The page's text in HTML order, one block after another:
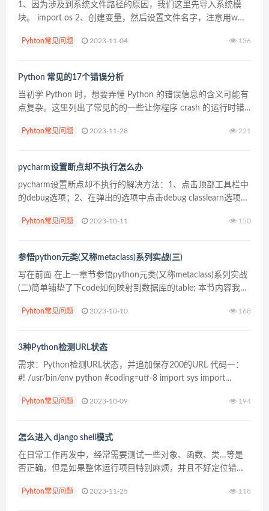
1、因为涉及到系统文件路径的原因，我们这里先导入系统模
块。 import os 2、创建变量，然后设置文件名字，注意用w写
Pyhton常见问题 2023-11-04 136
Python 常见的17个错误分析
当初学 Python 时，想要弄懂 Python 的错误信息的含义可能有
点复杂。这里列出了常见的的一些让你程序 crash 的运行时错
Pyhton常见问题 2023-11-28 221
pycharm设置断点却不执行怎么办
pycharm设置断点却不执行的解决方法：1、点击顶部工具栏中
的debug选项；2、在弹出的选项中点击debug classlearn选项；
教程：...
Pyhton常见问题 2023-10-11 150
参悟python元类(又称metaclass)系列实战(三)
写在前面 在上一章节参悟python元类(又称metaclass)系列实战
(二)简单铺垫了下code如何映射到数据库的table; 本节内容我们
面再实现se...
Pyhton常见问题 2023-10-10 168
3种Python检测URL状态
需求：Python检测URL状态，并追加保存200的URL 代码一：
#! /usr/bin/env python #coding=utf-8 import sys import
Pyhton常见问题 2023-10-09 194
怎么进入 django shell模式
在日常工作再发中，经常需要测试一些对象、函数、类…等是
否正确，但是如果整体运行项目特别麻烦，并且不好定位错
django相关的一些模块，比如mo...
Pyhton常见问题 2023-11-25 118